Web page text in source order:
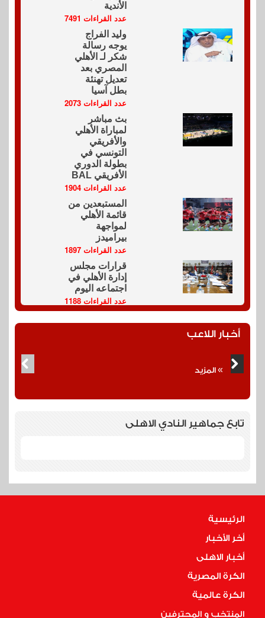
الأندية
عدد القراءات 7491
وليد الفراج
يوجه رسالة
شكر لـ الأهلي
المصري بعد
تعديل تهنئة
بطل آسيا
عدد القراءات 2073
بث مباشر
لمباراة الأهلي
والأفريقي
التونسي في
بطولة الدوري
الأفريقي BAL
عدد القراءات 1904
المستبعدين من
قائمة الأهلي
لمواجهة
بيراميدز
عدد القراءات 1897
قرارات مجلس
إدارة الأهلي في
اجتماعه اليوم
عدد القراءات 1188
أخبار اللاعب
» المزيد
تابع جماهير النادي الاهلى
الرئيسية
أخر الأخبار
أخبار الاهلى
الكرة المصرية
الكرة عالمية
المنتخب و المحترفين